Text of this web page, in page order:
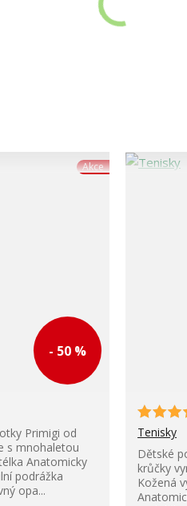
Akce
- 50 %
Primigi od
s mnohaletou
Anatomicky
podrážka
opa...
Tenisky
Dětské
krůčky
Kožená